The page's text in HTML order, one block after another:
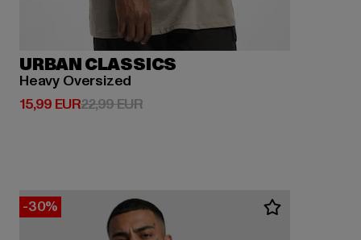
URBAN CLASSICS
Heavy Oversized
15,99 EUR
Prix courant: 15,99 EUR
22,99 EURPrix en promotion: 22,99 EUR
-30%